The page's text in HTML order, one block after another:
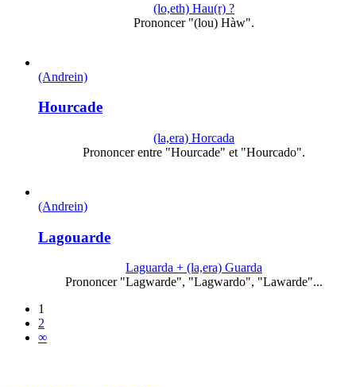
(lo,eth) Hau(r) ?
Prononcer "(lou) Hàw".
(Andrein)
Hourcade
(la,era) Horcada
Prononcer entre "Hourcade" et "Hourcado".
(Andrein)
Lagouarde
Laguarda + (la,era) Guarda
Prononcer "Lagwarde", "Lagwardo", "Lawarde"...
1
2
∞